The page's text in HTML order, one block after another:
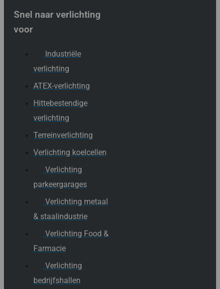
Snel naar verlichting
voor
Industriële
verlichting
ATEX-verlichting
Hittebestendige
verlichting
Terreinverlichting
Verlichting koelcellen
Verlichting
parkeergarages
Verlichting metaal
& staalindustrie
Verlichting Food &
Farmacie
Verlichting
bedrijfshallen